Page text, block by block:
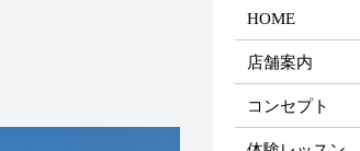
HOME
店舗案内
コンセプト